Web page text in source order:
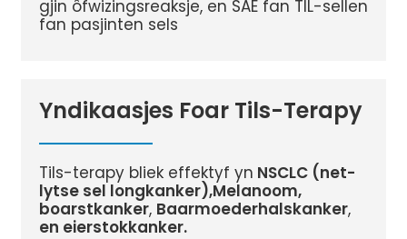
gjin ôfwizingsreaksje, en SAE fan TIL-sellen
fan pasjinten sels
Yndikaasjes Foar Tils-Terapy
Tils-terapy bliek effektyf yn NSCLC (net-
lytse sel longkanker),Melanoom,
boarstkanker, Baarmoederhalskanker,
en eierstokkanker.